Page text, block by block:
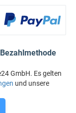
GmbH. Es gelten
und unsere